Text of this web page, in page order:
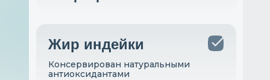
Жир индейки
Консервирован натуральными
антиоксидантами